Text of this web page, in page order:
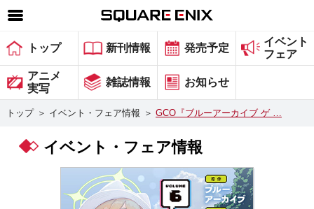
SQUARE ENIX 公式サイトメニュー
ゲーム
マガジン＆ブックス
グッズ
トップ 新刊情報 発売予定
イベント
フェア
アニメ
実写
雑誌情報 お知らせ
トップ ＞ イベント・フェア情報 ＞ GCO『ブルーアーカイブ ゲ …
イベント・フェア情報